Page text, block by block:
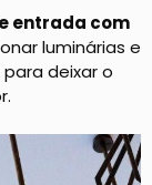
entrada com
luminárias e
deixar o